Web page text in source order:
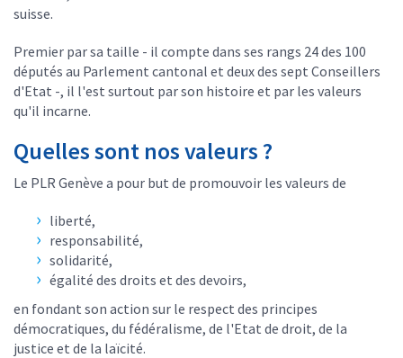
suisse.
Premier par sa taille - il compte dans ses rangs 24 des 100
députés au Parlement cantonal et deux des sept Conseillers
d'Etat -, il l'est surtout par son histoire et par les valeurs
qu'il incarne.
Quelles sont nos valeurs ?
Le PLR Genève a pour but de promouvoir les valeurs de
liberté,
responsabilité,
solidarité,
égalité des droits et des devoirs,
en fondant son action sur le respect des principes
démocratiques, du fédéralisme, de l'Etat de droit, de la
justice et de la laïcité.